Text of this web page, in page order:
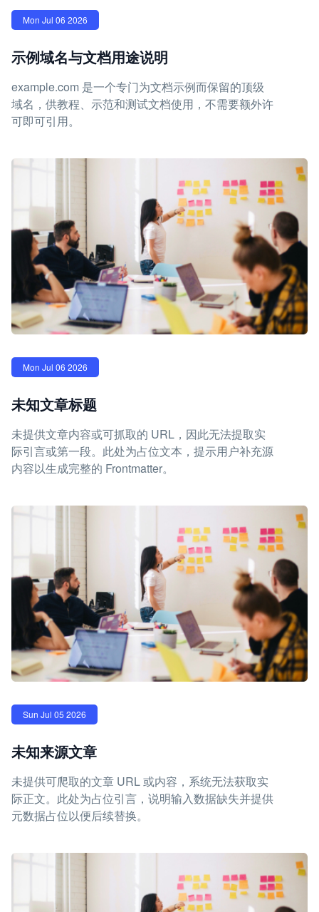
Mon Jul 06 2026
示例域名与文档用途说明
example.com 是一个专门为文档示例而保留的顶级
域名，供教程、示范和测试文档使用，不需要额外许
可即可引用。
Mon Jul 06 2026
未知文章标题
未提供文章内容或可抓取的 URL，因此无法提取实
际引言或第一段。此处为占位文本，提示用户补充源
内容以生成完整的 Frontmatter。
Sun Jul 05 2026
未知来源文章
未提供可爬取的文章 URL 或内容，系统无法获取实
际正文。此处为占位引言，说明输入数据缺失并提供
元数据占位以便后续替换。